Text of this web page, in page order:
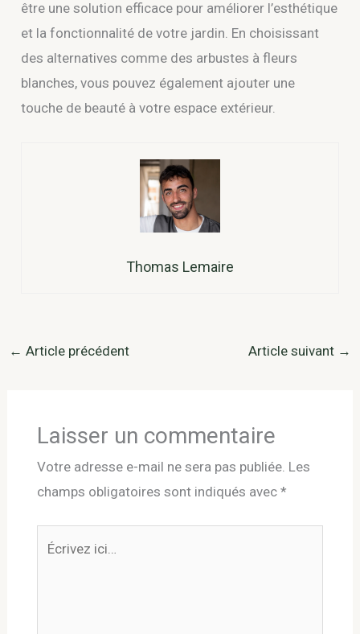
être une solution efficace pour améliorer l’esthétique
et la fonctionnalité de votre jardin. En choisissant
des alternatives comme des arbustes à fleurs
blanches, vous pouvez également ajouter une
touche de beauté à votre espace extérieur.
Thomas Lemaire
← Article précédent Article suivant →
Laisser un commentaire
Votre adresse e-mail ne sera pas publiée. Les
champs obligatoires sont indiqués avec *